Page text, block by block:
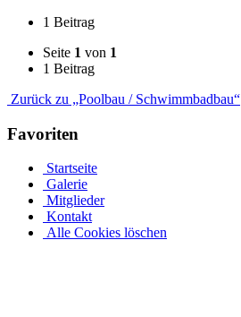
1 Beitrag
Seite 1 von 1
1 Beitrag
Zurück zu „Poolbau / Schwimmbadbau“
Favoriten
Startseite
Galerie
Mitglieder
Kontakt
Alle Cookies löschen